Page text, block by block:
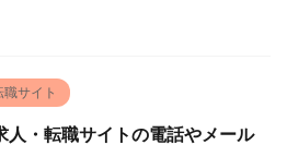
サイト
人・転職サイトの電話やメール